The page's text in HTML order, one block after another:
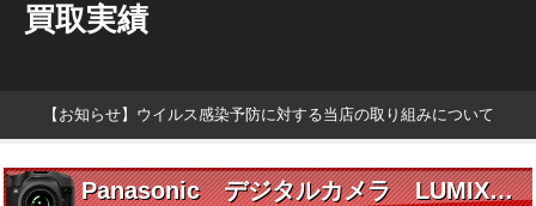
買取実績
【お知らせ】ウイルス感染予防に対する当店の取り組みについて
Panasonic デジタルカメラ LUMIX DMC-TZ30